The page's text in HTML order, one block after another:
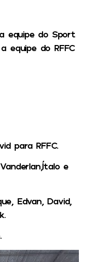
equipe do Sport
equipe do RFFC
para RFFC.
e
Edvan, David,